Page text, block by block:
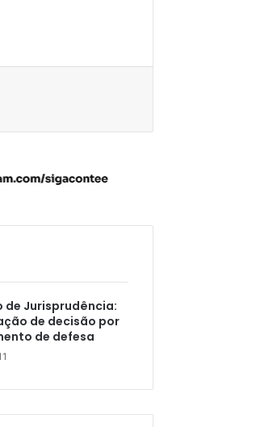
de Jurisprudência:
de decisão por
de defesa